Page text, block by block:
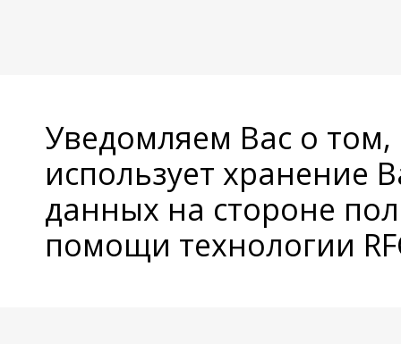
Уведомляем Вас о
использует хранение
данных на стороне
помощи технологии